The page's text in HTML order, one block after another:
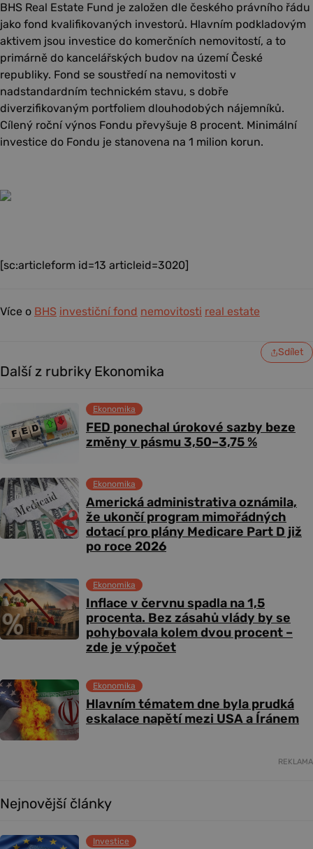
BHS Real Estate Fund je založen dle českého právního řádu
jako fond kvalifikovaných investorů. Hlavním podkladovým
aktivem jsou investice do komerčních nemovitostí, a to
primárně do kancelářských budov na území České
republiky. Fond se soustředí na nemovitosti v
nadstandardním technickém stavu, s dobře
diverzifikovaným portfoliem dlouhodobých nájemníků.
Cílený roční výnos Fondu převyšuje 8 procent. Minimální
investice do Fondu je stanovena na 1 milion korun.
[sc:articleform id=13 articleid=3020]
Více o BHS investiční fond nemovitosti real estate
Sdílet
Další z rubriky Ekonomika
FED ponechal úrokové sazby beze
změny v pásmu 3,50–3,75 %
Ekonomika
Americká administrativa oznámila,
že ukončí program mimořádných
dotací pro plány Medicare Part D již
po roce 2026
Ekonomika
Inflace v červnu spadla na 1,5
procenta. Bez zásahů vlády by se
pohybovala kolem dvou procent –
zde je výpočet
Ekonomika
Hlavním tématem dne byla prudká
eskalace napětí mezi USA a Íránem
Ekonomika
REKLAMA
Nejnovější články
Investice